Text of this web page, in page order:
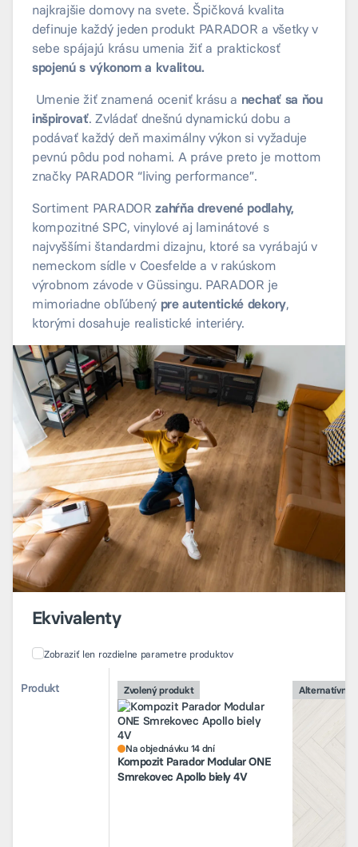
najkrajšie domovy na svete. Špičková kvalita
definuje každý jeden produkt PARADOR a všetky v
sebe spájajú krásu umenia žiť a praktickosť
spojenú s výkonom a kvalitou.
Umenie žiť znamená oceniť krásu a nechať sa ňou
inšpirovať. Zvládať dnešnú dynamickú dobu a
podávať každý deň maximálny výkon si vyžaduje
pevnú pôdu pod nohami. A práve preto je mottom
značky PARADOR “living performance”.
Sortiment PARADORzahŕňa drevené podlahy,
kompozitné SPC, vinylové aj laminátové s
najvyššími štandardmi dizajnu, ktoré sa vyrábajú v
nemeckom sídle v Coesfelde a v rakúskom
výrobnom závode v Güssingu. PARADOR je
mimoriadne obľúbený pre autentické dekory,
ktorými dosahuje realistické interiéry.
Ekvivalenty
Zobraziť len rozdielne parametre produktov
Porovnanie alternatívnych produktov
Produkt Zvolený produkt
Na objednávku 14 dní
Kompozit Parador Modular ONE
Smrekovec Apollo biely 4V
Alternatívny
Porovnanie alternatívnych produktov
Produkt
Zvolený produkt
Na objednávku 14 dní
Kompozit Parador Modular ONE
Smrekovec Apollo biely 4V
Alternatívny
biely 4V